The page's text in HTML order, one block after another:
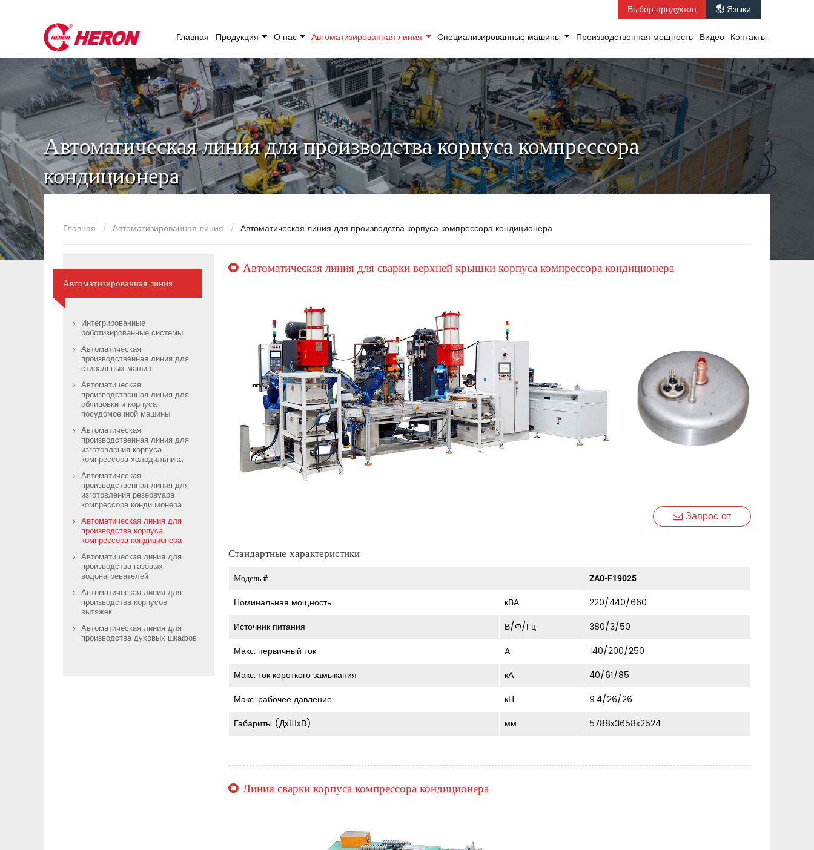
Выбор продуктов  Языки
Главная Продукция О нас Автоматизированная линия Специализированные машины Производственная мощность Видео Контакты
Автоматическая линия для производства корпуса компрессора
кондиционера
Главная Автоматизированная линия Автоматическая линия для производства корпуса компрессора кондиционера
Автоматическая линия для сварки верхней крышки корпуса компрессора кондиционера
Запрос от
Стандартные характеристики
Модель # ZA0-F19025
Номинальная мощность кВА
220/440/660
Источник питания
В/Φ/Гц
380/3/50
Макс. первичный ток
A
140/200/250
Макс. ток короткого замыкания
кА
40/61/85
Макс. рабочее давление
кН
9.4/26/26
Габариты (ДxШxВ)
мм 5788x3658x2524
Линия сварки корпуса компрессора кондиционера
Автоматизированная линия
Интегрированные
роботизированные системы
Автоматическая
производственная линия для
стиральных машин
Автоматическая
производственная линия для
облицовки и корпуса
посудомоечной машины
Автоматическая
производственная линия для
изготовления корпуса
компрессора холодильника
Автоматическая
производственная линия для
изготовления резервуара
компрессора кондиционера
Автоматическая линия для
производства корпуса
компрессора кондиционера
Автоматическая линия для
производства газовых
водонагревателей
Автоматическая линия для
производства корпусов
вытяжек
Автоматическая линия для
производства духовых шкафов